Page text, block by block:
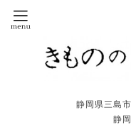
静岡県三島
静